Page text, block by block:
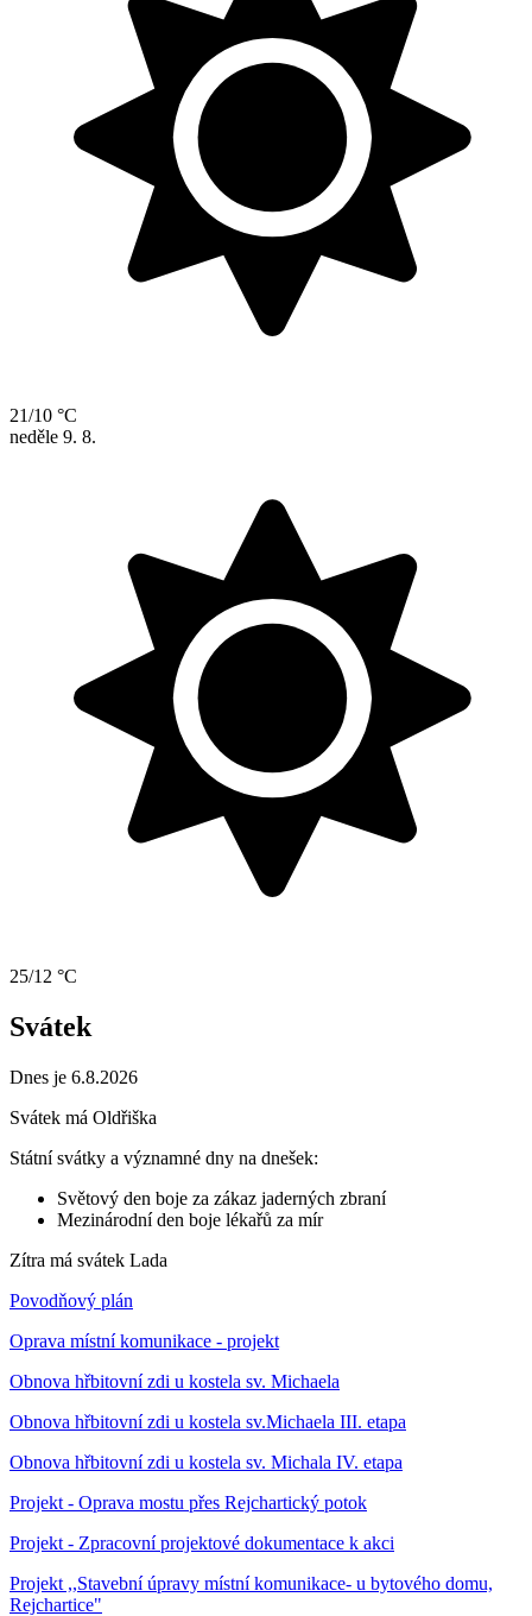
21/10 °C
neděle 9. 8.
25/12 °C
Svátek
Dnes je 6.8.2026
Svátek má Oldřiška
Státní svátky a významné dny na dnešek:
Světový den boje za zákaz jaderných zbraní
Mezinárodní den boje lékařů za mír
Zítra má svátek Lada
Povodňový plán
Oprava místní komunikace - projekt
Obnova hřbitovní zdi u kostela sv. Michaela
Obnova hřbitovní zdi u kostela sv.Michaela III. etapa
Obnova hřbitovní zdi u kostela sv. Michala IV. etapa
Projekt - Oprava mostu přes Rejchartický potok
Projekt - Zpracovní projektové dokumentace k akci
Projekt ,,Stavební úpravy místní komunikace- u bytového domu,
Rejchartice"